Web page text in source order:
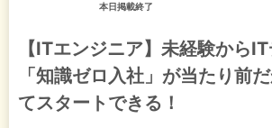
本日掲載終了
【ITエンジニア】未経験からIT
「知識ゼロ入社」が当たり前
てスタートできる！